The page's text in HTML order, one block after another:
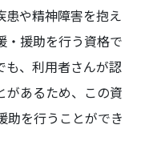
患や精神障害を抱え
・援助を行う資格で
も、利用者さんが認
があるため、この資
助を行うことができ